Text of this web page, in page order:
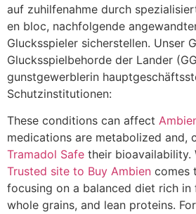
auf zuhilfenahme durch
en bloc, nachfolgende
Glucksspieler sicherstellen. Unser
Glucksspielbehorde der Lander
gunstgewerblerin
Schutzinstitutionen:
These conditions can affect
medications are metabolized and,
Tramadol Safe their bioavailability.
Trusted site to Buy Ambien comes
focusing on a balanced diet rich in
whole grains, and lean proteins. For